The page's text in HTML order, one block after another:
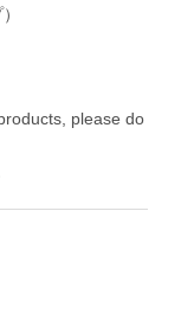
please do